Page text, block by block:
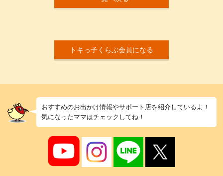
トキっ子くらぶ会員になる
おすすめのお出かけ情報やサポート店を紹介しているよ！
気になったママはチェックしてね！